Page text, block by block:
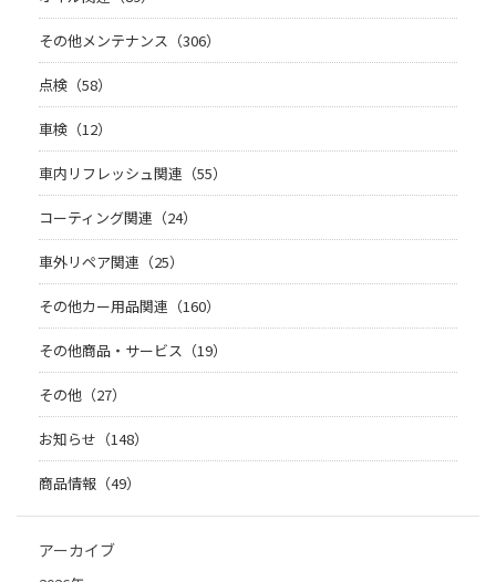
その他メンテナンス（306）
点検（58）
車検（12）
車内リフレッシュ関連（55）
コーティング関連（24）
車外リペア関連（25）
その他カー用品関連（160）
その他商品・サービス（19）
その他（27）
お知らせ（148）
商品情報（49）
アーカイブ